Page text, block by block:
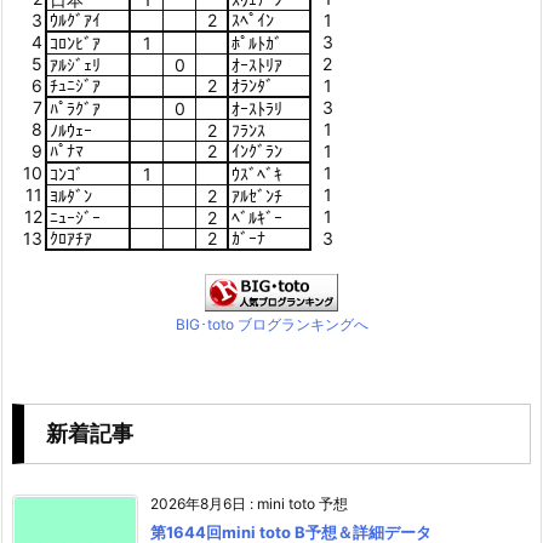
3 ｳﾙｸﾞｱｲ 2 ｽﾍﾟｲﾝ
1
4 ｺﾛﾝﾋﾞｱ 1 ﾎﾟﾙﾄｶﾞ
3
5 ｱﾙｼﾞｪﾘ 0 ｵｰｽﾄﾘｱ
2
6 ﾁｭﾆｼﾞｱ 2 ｵﾗﾝﾀﾞ
1
7 ﾊﾟﾗｸﾞｱ 0 ｵｰｽﾄﾗﾘ
3
8 ﾉﾙｳｪｰ 2 ﾌﾗﾝｽ
1
9 ﾊﾟﾅﾏ 2 ｲﾝｸﾞﾗﾝ
1
10 ｺﾝｺﾞ 1 ｳｽﾞﾍﾞｷ
1
11 ﾖﾙﾀﾞﾝ 2 ｱﾙｾﾞﾝﾁ
1
12 ﾆｭｰｼﾞｰ 2 ﾍﾞﾙｷﾞｰ
1
13 ｸﾛｱﾁｱ 2 ｶﾞｰﾅ 3
BIG･toto ブログランキングへ
新着記事
2026年8月6日 : mini toto 予想
第1644回mini toto B予想＆詳細データ